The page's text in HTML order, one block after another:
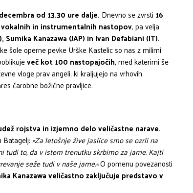
od 13.30 ure dalje. Dnevno se zvrsti 16
vokalnih in instrumentalnih nastopov, pa velja
Sumika Kanazawa (JAP) in Ivan Defabiani (IT).
šole operne pevke Urške Kastelic so nas z milimi
več kot 100 nastopajočih, med katerimi še
vloge prav angeli, ki kraljujejo na vrhovih
čarobne božične pravljice.
rojstva in izjemno delo veličastne narave.
»Za letošnje žive jaslice smo se ozrli na
tudi to, da v istem trenutku skrbimo za jame. Kajti
seže tudi v naše jame.«O pomenu povezanosti
Kanazawa veličastno zaključuje predstavo v